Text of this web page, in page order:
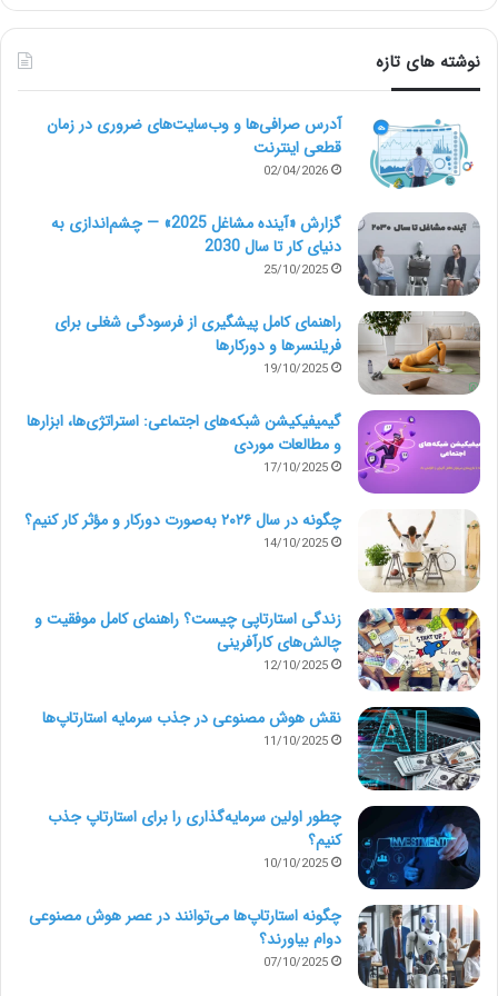
پست‌های اسلایدی (کاروسل)
در این نوع پست‌ها برای فعالیت یا تبلیغ در اینستاگرام شما
می‌توانید تا حداکثر 10 عکس و ویدئو را روی پلتفرم پست
خود را به سمت چپ بکشند و به‌اصطلاح پست‌ها را ورق
بزنند. این نمایش اسلایدی از پست‌ها و ویدئوها معمولاً
مخاطبان را بیشتر درگیر می‌کنند و همین مسئله نرخ
اینگیجمنت صفحۀ شما را افزایش خواهد داد.
استوری‌ها
استوری‌های اینستاگرام قطعاتی از محتوایی هستند که در
مشاهده هستند (مگر اینکه به هایلایت اضافه شوند). کاربر
باید برای دیدن یک استوری روی تصویر نمایۀ شما ضربه بزند.
زمان نمایش هر استوری نیز فقط 15 ثانیه است. می‌توانید با
استفاده از دوربین گوشی، استوری‌ها را به‌صورت لایو ضبط یا
یک ویدئو یا عکس را از گالری خود آپلود کنید.
بیشتر بخوانید: استوری تلینگ چه تأثیری در رشد
کسب‌وکارها دارد؟/ بخش اول
استفاده از امکان ریلز برای تبلیغ در
نوشته های تازه
آدرس صرافی‌ها و وب‌سایت‌های ضروری در زمان
قطعی اینترنت
02/04/2026
گزارش «آینده مشاغل 2025» — چشم‌اندازی به
دنیای کار تا سال 2030
25/10/2025
راهنمای کامل پیشگیری از فرسودگی شغلی برای
فریلنسرها و دورکارها
19/10/2025
گیمیفیکیشن شبکه‌های اجتماعی: استراتژی‌ها، ابزارها
و مطالعات موردی
17/10/2025
چگونه در سال ۲۰۲۶ به‌صورت دورکار و مؤثر کار کنیم؟
14/10/2025
زندگی استارتاپی چیست؟ راهنمای کامل موفقیت و
چالش‌های کارآفرینی
12/10/2025
نقش هوش مصنوعی در جذب سرمایه استارتاپ‌ها
11/10/2025
چطور اولین سرمایه‌گذاری را برای استارتاپ جذب
کنیم؟
10/10/2025
چگونه استارتاپ‌ها می‌توانند در عصر هوش مصنوعی
دوام بیاورند؟
07/10/2025